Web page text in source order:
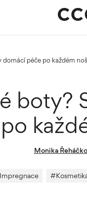
domácí péče po každém
boty?
po
Monika
Impregnace #